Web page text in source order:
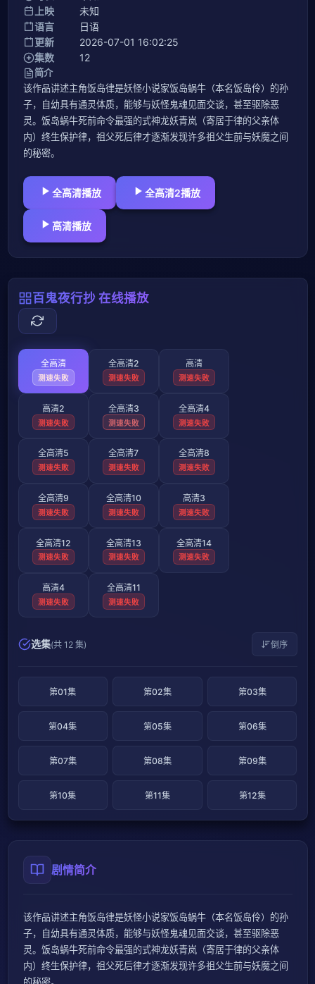
上映
未知
语言
日语
更新
2026-07-01 16:02:25
集数
12
简介
该作品讲述主角饭岛律是妖怪小说家饭岛蜗牛（本名饭岛伶）的孙
子，自幼具有通灵体质，能够与妖怪鬼魂见面交谈，甚至驱除恶
灵。饭岛蜗牛死前命令最强的式神龙妖青岚（寄居于律的父亲体
内）终生保护律，祖父死后律才逐渐发现许多祖父生前与妖魔之间
的秘密。
全高清播放 全高清2播放
高清播放
百鬼夜行抄 在线播放
全高清
测速失败
全高清2
测速失败
高清
测速失败
高清2
测速失败
全高清3
测速失败
全高清4
测速失败
全高清5
测速失败
全高清7
测速失败
全高清8
测速失败
全高清9
测速失败
全高清10
测速失败
高清3
测速失败
全高清12
测速失败
全高清13
测速失败
全高清14
测速失败
高清4
测速失败
全高清11
测速失败
选集(共 12 集) 倒序
第01集 第02集 第03集
第04集 第05集 第06集
第07集 第08集 第09集
第10集 第11集 第12集
剧情简介
该作品讲述主角饭岛律是妖怪小说家饭岛蜗牛（本名饭岛伶）的孙
子，自幼具有通灵体质，能够与妖怪鬼魂见面交谈，甚至驱除恶
灵。饭岛蜗牛死前命令最强的式神龙妖青岚（寄居于律的父亲体
内）终生保护律，祖父死后律才逐渐发现许多祖父生前与妖魔之间